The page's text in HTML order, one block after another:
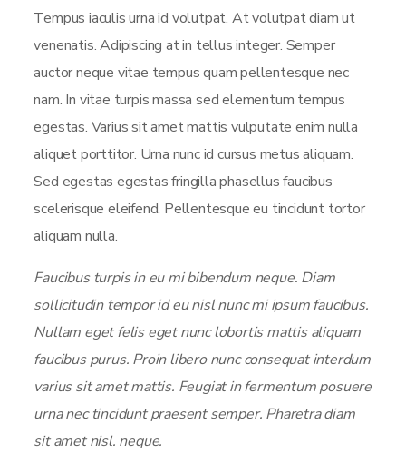
Tempus iaculis urna id volutpat. At volutpat diam ut
venenatis. Adipiscing at in tellus integer. Semper
auctor neque vitae tempus quam pellentesque nec
nam. In vitae turpis massa sed elementum tempus
egestas. Varius sit amet mattis vulputate enim nulla
aliquet porttitor. Urna nunc id cursus metus aliquam.
Sed egestas egestas fringilla phasellus faucibus
scelerisque eleifend. Pellentesque eu tincidunt tortor
aliquam nulla.
Faucibus turpis in eu mi bibendum neque. Diam
sollicitudin tempor id eu nisl nunc mi ipsum faucibus.
Nullam eget felis eget nunc lobortis mattis aliquam
faucibus purus. Proin libero nunc consequat interdum
varius sit amet mattis. Feugiat in fermentum posuere
urna nec tincidunt praesent semper. Pharetra diam
sit amet nisl. neque.